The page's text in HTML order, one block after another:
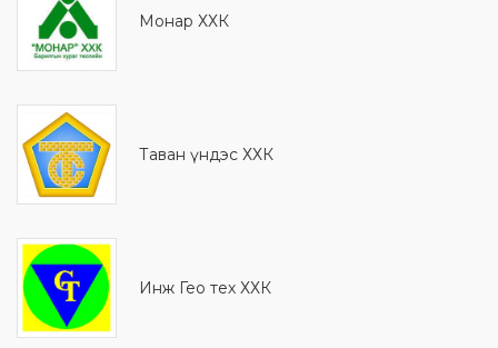
Монaр ХХК
Таван үндэс ХХК
Инж Гео тех ХХК